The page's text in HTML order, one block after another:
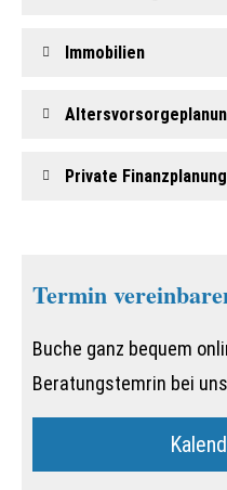
Immobilien
Private Finanzplanung
Termin
Buche ganz bequem
Beratungstemrin bei uns